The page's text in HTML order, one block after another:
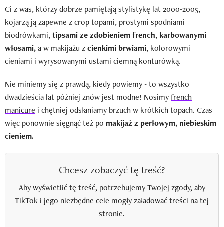
Ci z was, którzy dobrze pamiętają stylistykę lat 2000-2005,
kojarzą ją zapewne z crop topami, prostymi spodniami
biodrówkami,tipsami ze zdobieniem french, karbowanymi
włosami,a w makijażu zcienkimi brwiami, kolorowymi
cieniami i wyrysowanymi ustami ciemną konturówką.
Nie miniemy się z prawdą, kiedy powiemy - to wszystko
dwadzieścia lat później znów jest modne! Nosimyfrench
manicure i chętniej odsłaniamy brzuch w krótkich topach. Czas
więc ponownie sięgnąć też po makijaż z perłowym, niebieskim
cieniem.
Chcesz zobaczyć tę treść?
Aby wyświetlić tę treść, potrzebujemy Twojej zgody, aby
TikTok i jego niezbędne cele mogły załadować treści na tej
stronie.